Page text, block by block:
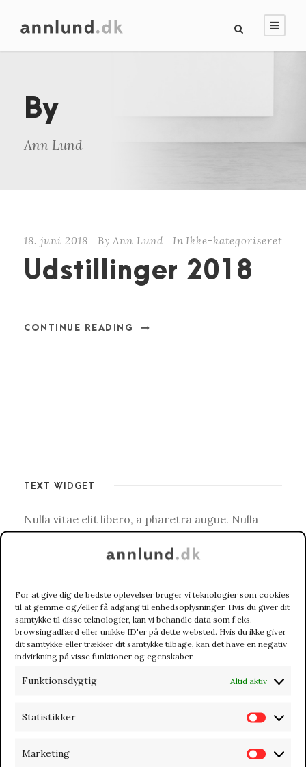
For at give dig de bedste oplevelser bruger vi teknologier som cookies
til at gemme og/eller få adgang til enhedsoplysninger. Hvis du giver dit
samtykke til disse teknologier, kan vi behandle data som f.eks.
browsingadfærd eller unikke ID'er på dette websted. Hvis du ikke giver
dit samtykke eller trækker dit samtykke tilbage, kan det have en negativ
indvirkning på visse funktioner og egenskaber.
Funktionsdygtig Altid aktiv
Statistikker
Marketing
By
Ann Lund
18. juni 2018 By Ann Lund In Ikke-kategoriseret
Udstillinger 2018
CONTINUE READING
TEXT WIDGET
Nulla vitae elit libero, a pharetra augue. Nulla
libero, a pharetra augue. Donec sed odio dui.
RECENT WORKS